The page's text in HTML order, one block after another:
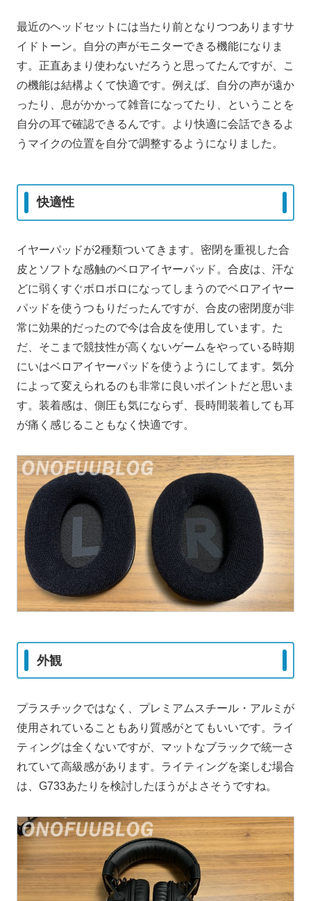
最近のヘッドセットには当たり前となりつつありますサ
イドトーン。自分の声がモニターできる機能になりま
す。正直あまり使わないだろうと思ってたんですが、こ
の機能は結構よくて快適です。例えば、自分の声が遠か
ったり、息がかかって雑音になってたり、ということを
自分の耳で確認できるんです。より快適に会話できるよ
うマイクの位置を自分で調整するようになりました。
快適性
イヤーパッドが2種類ついてきます。密閉を重視した合
皮とソフトな感触のベロアイヤーパッド。合皮は、汗な
どに弱くすぐボロボロになってしまうのでベロアイヤー
パッドを使うつもりだったんですが、合皮の密閉度が非
常に効果的だったので今は合皮を使用しています。た
だ、そこまで競技性が高くないゲームをやっている時期
にいはベロアイヤーパッドを使うようにしてます。気分
によって変えられるのも非常に良いポイントだと思いま
す。装着感は、側圧も気にならず、長時間装着しても耳
が痛く感じることもなく快適です。
外観
プラスチックではなく、プレミアムスチール・アルミが
使用されていることもあり質感がとてもいいです。ライ
ティングは全くないですが、マットなブラックで統一さ
れていて高級感があります。ライティングを楽しむ場合
は、G733あたりを検討したほうがよさそうですね。